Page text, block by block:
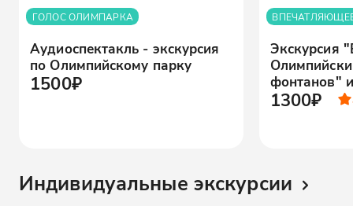
ГОЛОС ОЛИМПАРКА
Аудиоспектакль - экскурсия
по Олимпийскому парку
1500₽
Экскурсия
фонтанов"
1300₽
Индивидуальные экскурсии